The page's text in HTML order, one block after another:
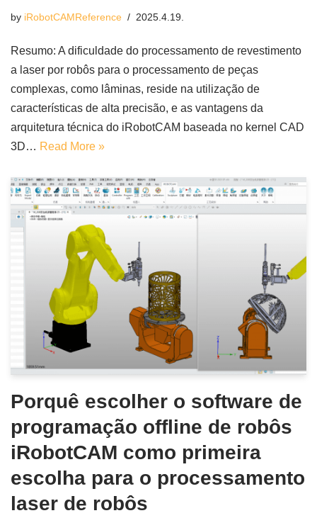
by iRobotCAMReference 2025.4.19.
Resumo: A dificuldade do processamento de revestimento
a laser por robôs para o processamento de peças
complexas, como lâminas, reside na utilização de
características de alta precisão, e as vantagens da
arquitetura técnica do iRobotCAM baseada no kernel CAD
3D… Read More »
Porquê escolher o software de
programação offline de robôs
iRobotCAM como primeira
escolha para o processamento
laser de robôs